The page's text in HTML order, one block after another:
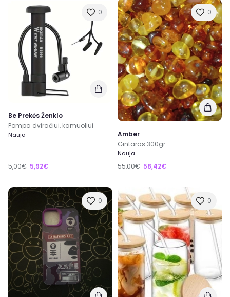
0
Be Prekės Ženklo
Pompa dviračiui, kamuoliui
Nauja
5,00€ 5,92€
0
Amber
Gintaras 300gr.
Nauja
55,00€ 58,42€
0 0